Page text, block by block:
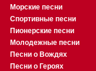
Морские песни
Спортивные песни
Пионерские песни
Молодежные песни
Песни о Вождях
Песни о Героях